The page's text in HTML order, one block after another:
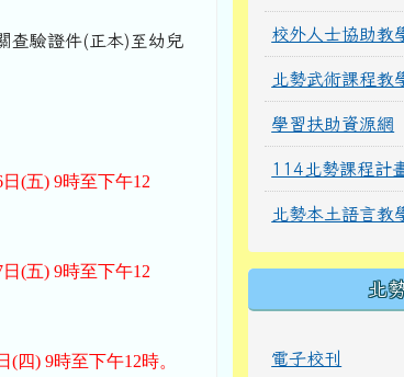
驗證件(正本)至幼兒
(五) 9時至下午12
(五) 9時至下午12
四) 9時至下午12時。
校外人士協助教
北勢武術課程教
學習扶助資源網
114北勢課程計
北勢本土語言教
北
電子校刊